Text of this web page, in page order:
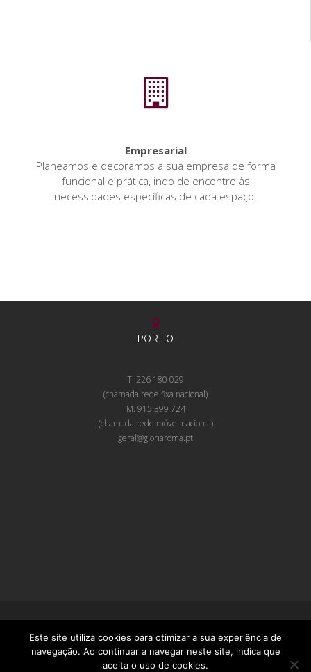
Empresarial
Planeamos e decoramos a sua empresa de forma
funcional e prática, indo de encontro às
necessidades específicas de cada espaço.
PORTO
T. 226 180 029
(chamada rede fixa nacional)
M. 915 399 724
(chamada rede móvel nacional)
geral@gloriaroma.pt
Livro de Reclamações
Este site utiliza cookies para otimizar a sua experiência de
navegação. Ao continuar a navegar neste site, indica que
aceita o uso de cookies.